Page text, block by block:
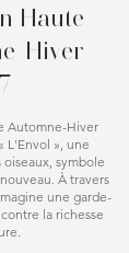
Haute
Hiver
Automne-Hiver
L'Envol », une
symbole
À travers
une garde-
la richesse